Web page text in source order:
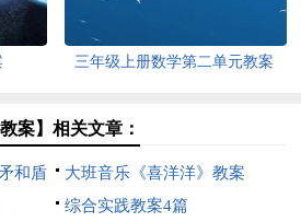
三年级上册数学第二单元教案
案】相关文章：
和盾
大班音乐《喜洋洋》教案
综合实践教案4篇